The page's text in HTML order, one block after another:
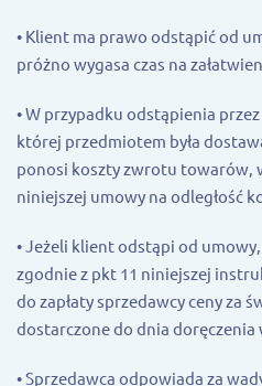
• Klient ma prawo odstąpić od
próżno wygasa czas na
• W przypadku odstąpienia
której przedmiotem była
ponosi koszty zwrotu towarów,
niniejszej umowy na odległość
• Jeżeli klient odstąpi od
zgodnie z pkt 11 niniejszej
do zapłaty sprzedawcy ceny za
dostarczone do dnia doręczenia
• Sprzedawca odpowiada za